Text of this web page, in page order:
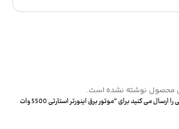
محصول نوشته نشده است.
اولین نفری باشید که دیدگاهی را ارسال می کنید برای “موتور برق اینورتر استارتی 5500 وات